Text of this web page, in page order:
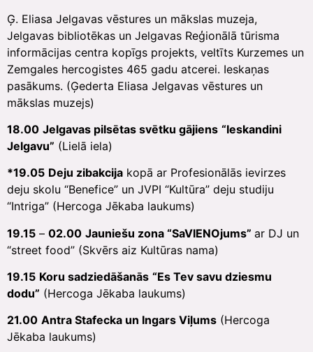
Ģ. Eliasa Jelgavas vēstures un mākslas muzeja,
Jelgavas bibliotēkas un Jelgavas Reģionālā tūrisma
informācijas centra kopīgs projekts, veltīts Kurzemes un
Zemgales hercogistes 465 gadu atcerei. Ieskaņas
pasākums. (Ģederta Eliasa Jelgavas vēstures un
mākslas muzejs)
18.00 Jelgavas pilsētas svētku gājiens “Ieskandini
Jelgavu” (Lielā iela)
*19.05 Deju zibakcija kopā ar Profesionālās ievirzes
deju skolu “Benefice” un JVPI “Kultūra” deju studiju
“Intriga” (Hercoga Jēkaba laukums)
19.15 – 02.00 Jauniešu zona “SaVIENOjums” ar DJ un
“street food” (Skvērs aiz Kultūras nama)
19.15 Koru sadziedāšanās “Es Tev savu dziesmu
dodu” (Hercoga Jēkaba laukums)
21.00 Antra Stafecka un Ingars Viļums (Hercoga
Jēkaba laukums)